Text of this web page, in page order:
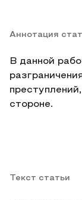
Аннотация
В данной
стороне.
Текст статьи